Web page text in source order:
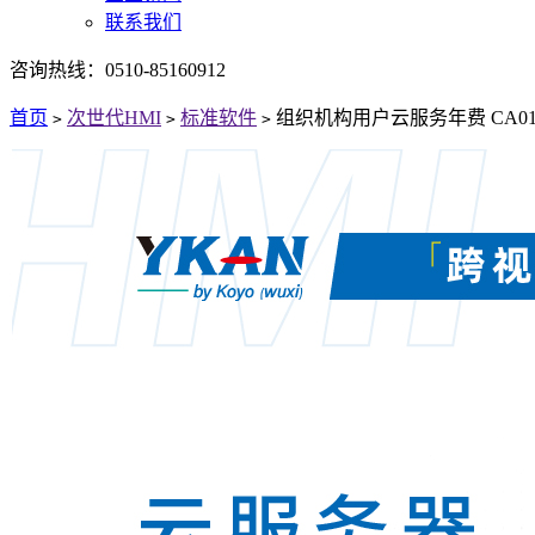
联系我们
咨询热线： 0510-85160912
首页 > 次世代HMI > 标准软件 > 组织机构用户云服务年费